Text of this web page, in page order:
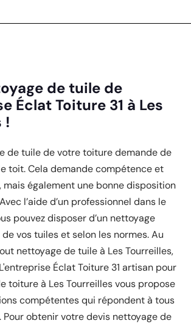
de tuile de
Éclat Toiture 31 à Les
!
de tuile de votre toiture demande de
toit. Cela demande compétence et
également une bonne disposition
l’aide d’un professionnel dans le
pouvez disposer d’un nettoyage
vos tuiles et selon les normes. Au
nettoyage de tuile à Les Tourreilles,
Éclat Toiture 31 artisan pour
toiture à Les Tourreilles vous propose
compétentes qui répondent à tous
Pour obtenir votre devis nettoyage de